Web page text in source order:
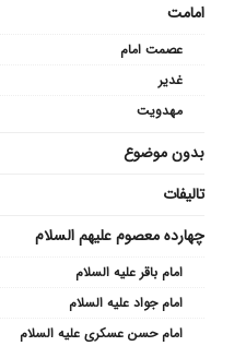
امامت
عصمت امام
غدیر
مهدویت
بدون موضوع
تالیفات
چهارده معصوم علیهم السلام
امام باقر علیه السلام
امام جواد علیه السلام
امام حسن عسکری علیه السلام